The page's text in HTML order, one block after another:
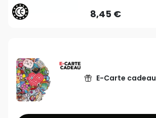
8,45 €
E-Carte cadeau